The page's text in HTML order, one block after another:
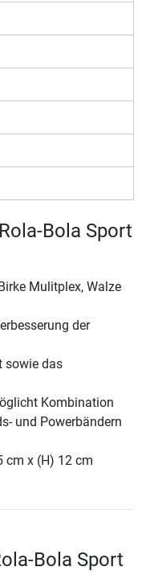
Bola Sport
Mulitplex, Walze
der
sowie das
Kombination
und Powerbändern
cm x (H) 12 cm
Bola Sport